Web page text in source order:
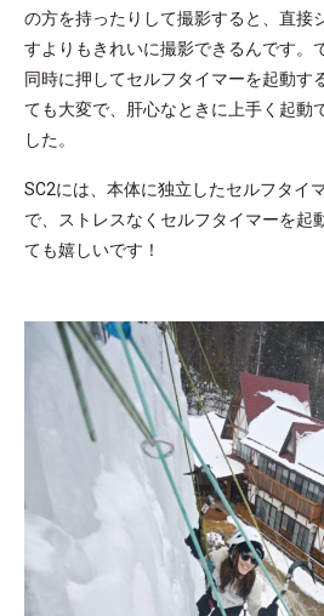
の方を持ったりして撮影すると、直接
すよりもきれいに撮影できるんです。
同時に押してセルフタイマーを起動す
ても大変で、肝心なときに上手く起動
した。
SC2には、本体に独立したセルフタイ
で、ストレスなくセルフタイマーを起
ても嬉しいです！